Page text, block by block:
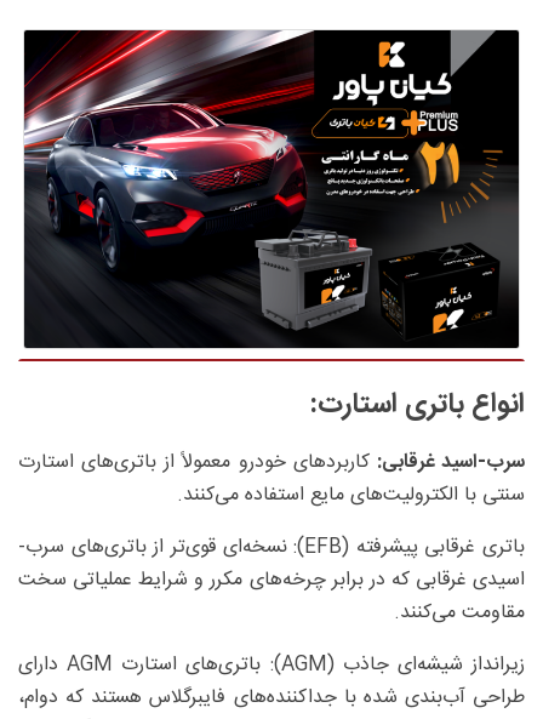
انواع باتری استارت:
سرب-اسید غرقابی: کاربردهای خودرو معمولاً از باتری‌های استارت
سنتی با الکترولیت‌های مایع استفاده می‌کنند.
باتری غرقابی پیشرفته (EFB): نسخه‌ای قوی‌تر از باتری‌های سرب-
اسیدی غرقابی که در برابر چرخه‌های مکرر و شرایط عملیاتی سخت
مقاومت می‌کنند.
زیرانداز شیشه‌ای جاذب (AGM): باتری‌های استارت AGM دارای
طراحی آب‌بندی شده با جداکننده‌های فایبرگلاس هستند که دوام،